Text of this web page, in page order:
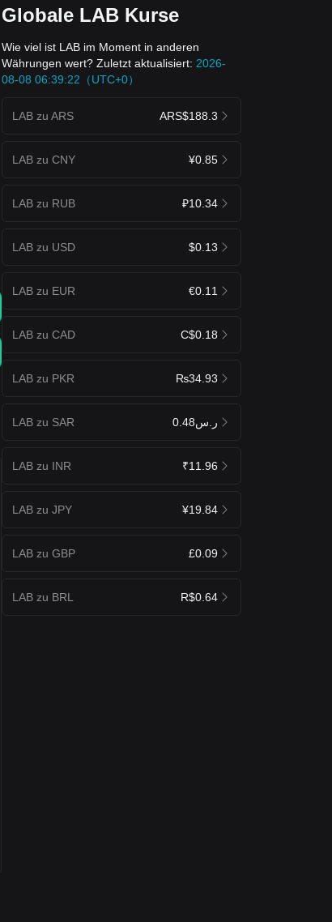
Globale LAB Kurse
Wie viel ist LAB im Moment in anderen
Währungen wert? Zuletzt aktualisiert: 2026-
08-08 06:39:22（UTC+0）
LAB zu ARS ARS$188.3
LAB zu CNY ¥0.85
LAB zu RUB ₽10.34
LAB zu USD $0.13
LAB zu EUR €0.11
LAB zu CAD C$0.18
LAB zu PKR ₨34.93
LAB zu SAR ر.س0.48
LAB zu INR ₹11.96
LAB zu JPY ¥19.84
LAB zu GBP £0.09
LAB zu BRL R$0.64